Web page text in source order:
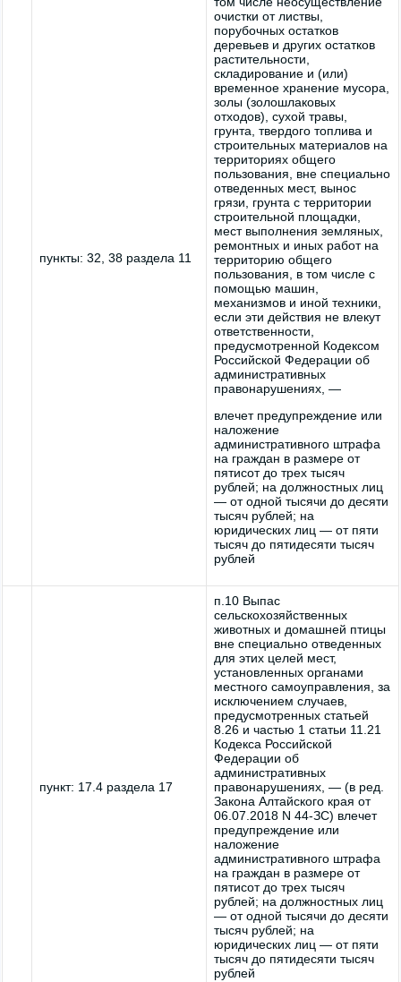
пункты: 32, 38 раздела 11
очистки от листвы,
порубочных остатков
деревьев и других остатков
растительности,
складирование и (или)
временное хранение мусора,
золы (золошлаковых
отходов), сухой травы,
грунта, твердого топлива и
строительных материалов на
территориях общего
пользования, вне специально
отведенных мест, вынос
грязи, грунта с территории
строительной площадки,
мест выполнения земляных,
ремонтных и иных работ на
территорию общего
пользования, в том числе с
помощью машин,
механизмов и иной техники,
если эти действия не влекут
ответственности,
предусмотренной Кодексом
Российской Федерации об
административных
правонарушениях, —
влечет предупреждение или
наложение
административного штрафа
на граждан в размере от
пятисот до трех тысяч
рублей; на должностных лиц
— от одной тысячи до десяти
тысяч рублей; на
юридических лиц — от пяти
тысяч до пятидесяти тысяч
рублей
пункт: 17.4 раздела 17
п.10 Выпас
сельскохозяйственных
животных и домашней птицы
вне специально отведенных
для этих целей мест,
установленных органами
местного самоуправления, за
исключением случаев,
предусмотренных статьей
8.26 и частью 1 статьи 11.21
Кодекса Российской
Федерации об
административных
правонарушениях, — (в ред.
Закона Алтайского края от
06.07.2018 N 44-ЗС) влечет
предупреждение или
наложение
административного штрафа
на граждан в размере от
пятисот до трех тысяч
рублей; на должностных лиц
— от одной тысячи до десяти
тысяч рублей; на
юридических лиц — от пяти
тысяч до пятидесяти тысяч
рублей